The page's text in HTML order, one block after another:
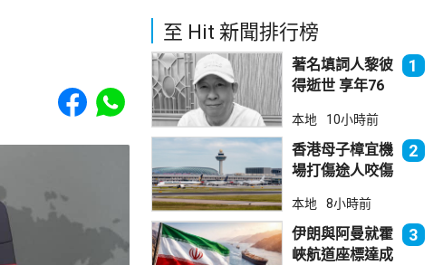
Share to Facebook
Share to WhatsApp
至 Hit 新聞排行榜
著名填詞人黎彼
得逝世 享年76
1
本地 10小時前
香港母子樟宜機
場打傷途人咬傷
法院判囚
2
本地 8小時前
伊朗與阿曼就霍
峽航道座標達成
3